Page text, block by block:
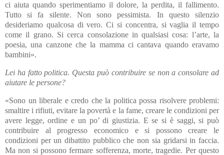
ci aiuta quando sperimentiamo il dolore, la perdita, il fallimento.
Tutto si fa silente. Non sono pessimista. In questo silenzio
desideriamo qualcosa di vero. Ci si concentra, si vaglia il tempo
come il grano. Si cerca consolazione in qualsiasi cosa: l’arte, la
poesia, una canzone che la mamma ci cantava quando eravamo
bambini».
Lei ha fatto politica. Questa può contribuire se non a consolare ad
aiutare le persone?
«Sono un liberale e credo che la politica possa risolvere problemi:
smaltire i rifiuti, evitare la povertà e la fame, creare le condizioni per
avere legge, ordine e un po’ di giustizia. E se si è saggi, si può
contribuire al progresso economico e si possono creare le
condizioni per un dibattito pubblico che non sia gridarsi in faccia.
Ma non si possono fermare sofferenza, morte, tragedie. Per questo